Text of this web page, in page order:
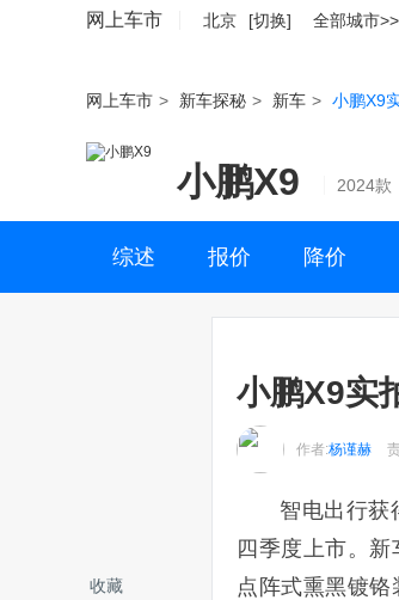
网上车市 北京 [切换] 全部城市>>
网上车市 > 新车探秘 > 新车 > 小鹏X9
小鹏X9 2024款
综述 报价 降价
收藏
小鹏X9实
作者:杨谨赫
智电出行获
四季度上市。
点阵式熏黑镀